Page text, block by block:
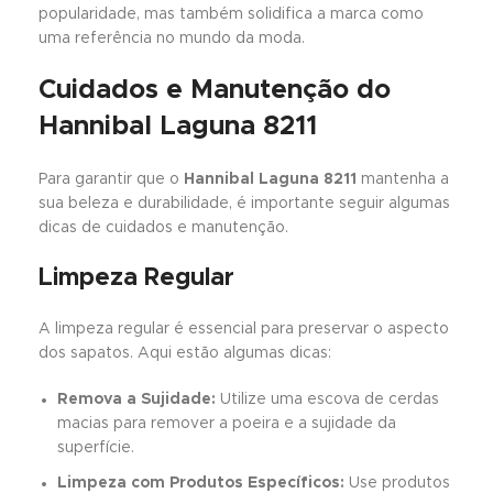
popularidade, mas também solidifica a marca como
uma referência no mundo da moda.
Cuidados e Manutenção do
Hannibal Laguna 8211
Para garantir que o Hannibal Laguna 8211 mantenha a
sua beleza e durabilidade, é importante seguir algumas
dicas de cuidados e manutenção.
Limpeza Regular
A limpeza regular é essencial para preservar o aspecto
dos sapatos. Aqui estão algumas dicas:
Remova a Sujidade: Utilize uma escova de cerdas
macias para remover a poeira e a sujidade da
superfície.
Limpeza com Produtos Específicos: Use produtos